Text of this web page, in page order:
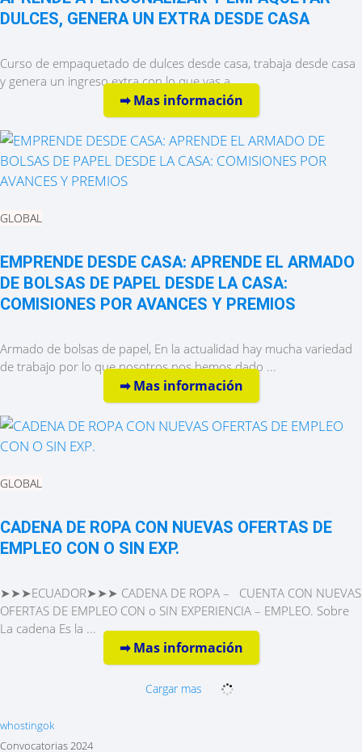
DULCES, GENERA UN EXTRA DESDE CASA
Curso de empaquetado de dulces desde casa, trabaja desde casa
y genera un ingreso extra con lo que vas a ...
➡︎ Mas información
GLOBAL
EMPRENDE DESDE CASA: APRENDE EL ARMADO
DE BOLSAS DE PAPEL DESDE LA CASA:
COMISIONES POR AVANCES Y PREMIOS
Armado de bolsas de papel, En la actualidad hay mucha variedad
de trabajo por lo que nosotros nos hemos dado ...
➡︎ Mas información
GLOBAL
CADENA DE ROPA CON NUEVAS OFERTAS DE
EMPLEO CON O SIN EXP.
➤➤➤ECUADOR➤➤➤ CADENA DE ROPA – CUENTA CON NUEVAS
OFERTAS DE EMPLEO CON o SIN EXPERIENCIA – EMPLEO. Sobre
La cadena Es la ...
➡︎ Mas información
Cargar mas
whostingok
Convocatorias 2024